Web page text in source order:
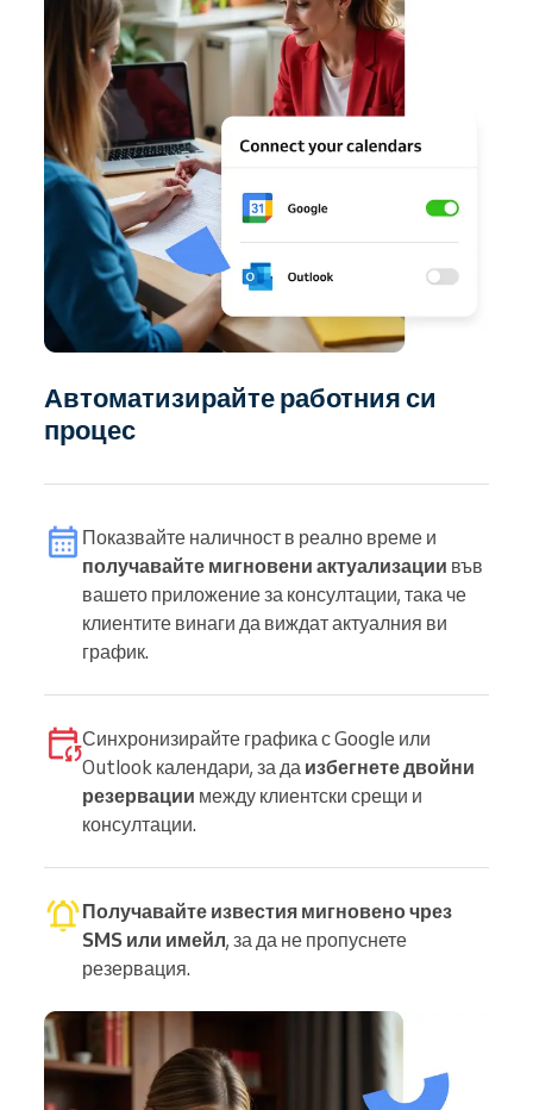
Автоматизирайте работния си
процес
Показвайте наличност в реално време и
получавайте мигновени актуализации във
вашето приложение за консултации, така че
клиентите винаги да виждат актуалния ви
график.
Синхронизирайте графика с Google или
Outlook календари, за да избегнете двойни
резервации между клиентски срещи и
консултации.
Получавайте известия мигновено чрез
SMS или имейл, за да не пропуснете
резервация.